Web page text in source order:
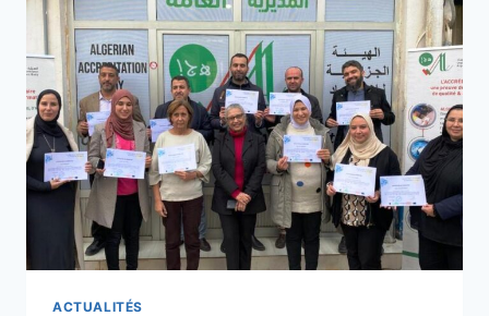
ACTUALITÉS